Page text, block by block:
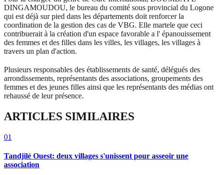
DINGAMOUDOU, le bureau du comité sous provincial du Logone
qui est déjà sur pied dans les départements doit renforcer la
coordination de la gestion des cas de VBG. Elle martele que ceci
contribuerait à la création d'un espace favorable a l' épanouissement
des femmes et des filles dans les villes, les villages, les villages à
travers un plan d'action.
Plusieurs responsables des établissements de santé, délégués des
arrondissements, représentants des associations, groupements des
femmes et des jeunes filles ainsi que les représentants des médias ont
rehaussé de leur présence.
ARTICLES SIMILAIRES
01
Tandjilé Ouest: deux villages s'unissent pour asseoir une
association